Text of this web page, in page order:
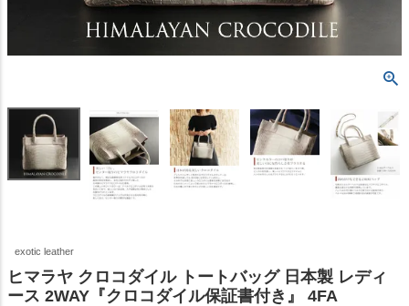
exotic leather
ヒマラヤ クロコダイル トートバッグ 日本製 レディ
ース 2WAY『クロコダイル保証書付き』 4FA